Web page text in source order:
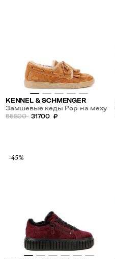
KENNEL & SCHMENGER
Замшевые кеды Pop на меху
55800 31700 ₽
-45%